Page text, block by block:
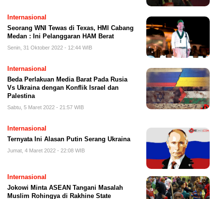
Internasional
Seorang WNI Tewas di Texas, HMI Cabang
Medan : Ini Pelanggaran HAM Berat
Senin, 31 Oktober 2022 - 12:44 WIB
Internasional
Beda Perlakuan Media Barat Pada Rusia
Vs Ukraina dengan Konflik Israel dan
Palestina
Sabtu, 5 Maret 2022 - 21:57 WIB
Internasional
Ternyata Ini Alasan Putin Serang Ukraina
Jumat, 4 Maret 2022 - 22:08 WIB
Internasional
Jokowi Minta ASEAN Tangani Masalah
Muslim Rohingya di Rakhine State